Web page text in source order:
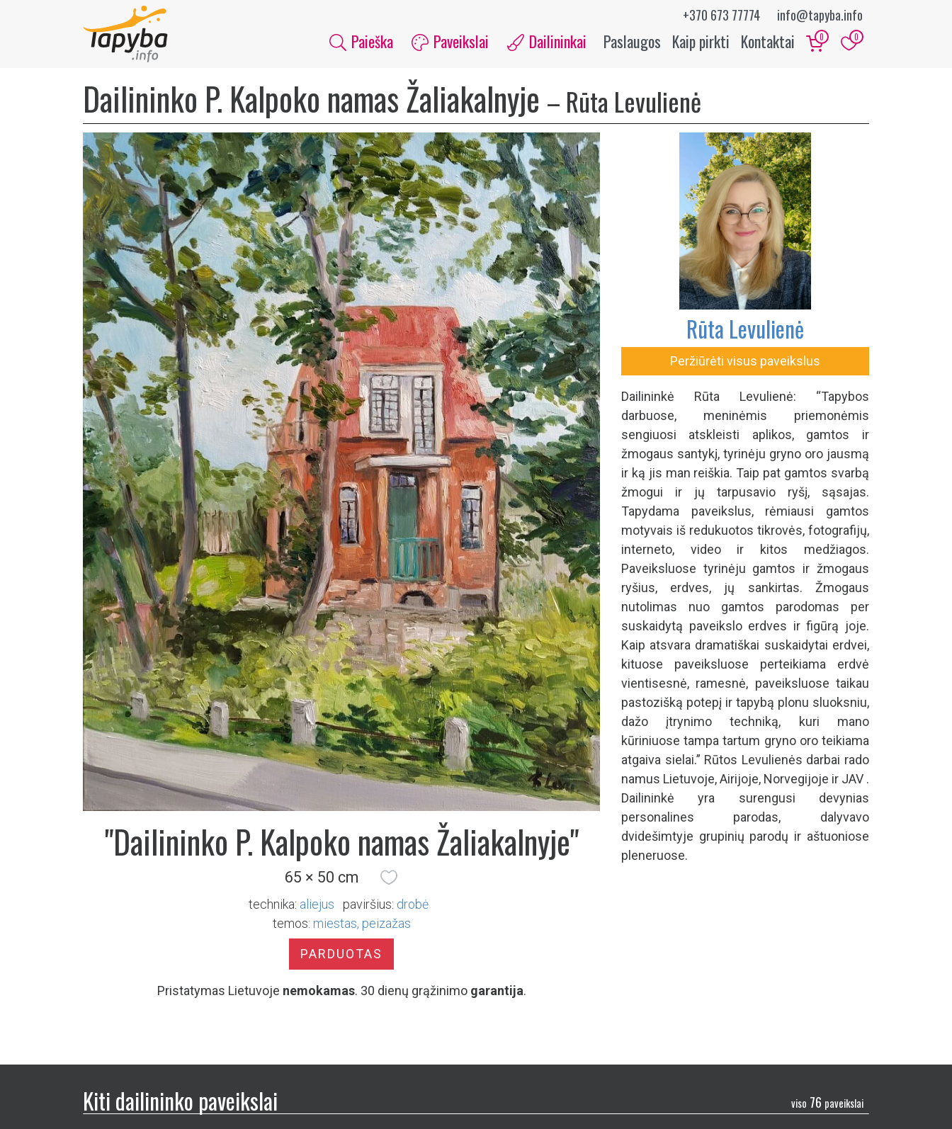
+370 673 77774 info@tapyba.info
Paieška Paveikslai Dailininkai Paslaugos Kaip pirkti Kontaktai 0 0
Dailininko P. Kalpoko namas Žaliakalnyje – Rūta Levulienė
"Dailininko P. Kalpoko namas Žaliakalnyje"
65 × 50 cm
technika: aliejus paviršius: drobė
temos: miestas peizažas
PARDUOTAS
Pristatymas Lietuvoje nemokamas. 30 dienų grąžinimo garantija.
Rūta Levulienė
Peržiūrėti visus paveikslus
Dailininkė Rūta Levulienė: “Tapybos
darbuose, meninėmis priemonėmis
sengiuosi atskleisti aplikos, gamtos ir
žmogaus santykį, tyrinėju gryno oro jausmą
ir ką jis man reiškia. Taip pat gamtos svarbą
žmogui ir jų tarpusavio ryšį, sąsajas.
Tapydama paveikslus, rėmiausi gamtos
motyvais iš redukuotos tikrovės, fotografijų,
interneto, video ir kitos medžiagos.
Paveiksluose tyrinėju gamtos ir žmogaus
ryšius, erdves, jų sankirtas. Žmogaus
nutolimas nuo gamtos parodomas per
suskaidytą paveikslo erdves ir figūrą joje.
Kaip atsvara dramatiškai suskaidytai erdvei,
kituose paveiksluose perteikiama erdvė
vientisesnė, ramesnė, paveiksluose taikau
pastozišką potepį ir tapybą plonu sluoksniu,
dažo įtrynimo techniką, kuri mano
kūriniuose tampa tartum gryno oro teikiama
atgaiva sielai.” Rūtos Levulienės darbai rado
namus Lietuvoje, Airijoje, Norvegijoje ir JAV .
Dailininkė yra surengusi devynias
personalines parodas, dalyvavo
dvidešimtyje grupinių parodų ir aštuoniose
pleneruose.
Kiti dailininko paveikslai viso 76 paveikslai